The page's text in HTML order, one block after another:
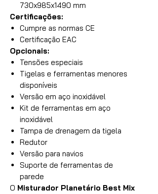
730x985x1490 mm
Certificações:
Cumpre as normas CE
Certificação EAC
Opcionais:
Tensões especiais
Tigelas e ferramentas menores
disponíveis
Versão em aço inoxidável
Kit de ferramentas em aço
inoxidável
Tampa de drenagem da tigela
Redutor
Versão para navios
Suporte de ferramentas de
parede
O Misturador Planetário Best Mix